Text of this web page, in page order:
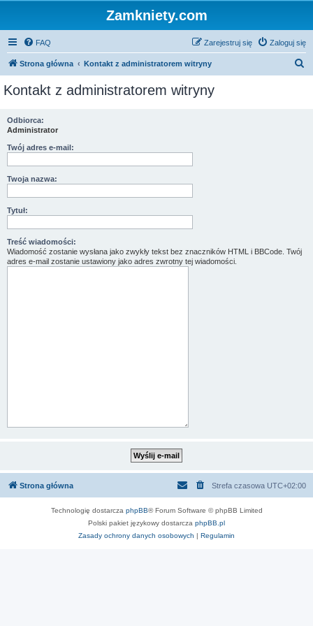
Zamkniety.com
FAQ Zaloguj się
Zarejestruj się
Strona główna Kontakt z administratorem witryny
Kontakt z administratorem witryny
Odbiorca:
Administrator
Twój adres e-mail:
Twoja nazwa:
Tytuł:
Treść wiadomości:
Wiadomość zostanie wysłana jako zwykły tekst bez znaczników HTML i BBCode. Twój
adres e-mail zostanie ustawiony jako adres zwrotny tej wiadomości.
Strona główna Strefa czasowa UTC+02:00
Technologię dostarcza phpBB® Forum Software © phpBB Limited
Polski pakiet językowy dostarcza phpBB.pl
Zasady ochrony danych osobowych | Regulamin